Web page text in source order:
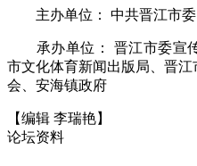
主办单位： 中共晋江市委
承办单位： 晋江市委宣传
市文化体育新闻出版局、晋
会、安海镇政府
【编辑 李瑞艳】
论坛资料